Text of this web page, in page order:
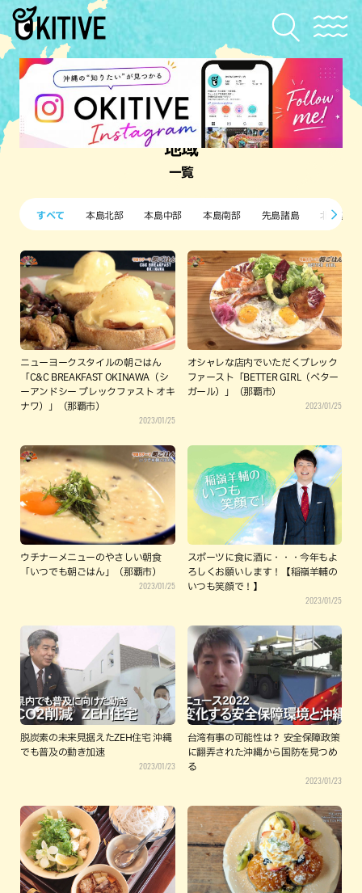
地域
一覧
すべて 本島北部 本島中部 本島南部 先島諸島 北部離島
ニューヨークスタイルの朝ごはん
「C&C BREAKFAST OKINAWA（シ
ーアンドシー ブレックファスト オキ
ナワ）」（那覇市）
2023/01/25
オシャレな店内でいただくブレック
ファースト「BETTER GIRL（ベター
ガール）」（那覇市）
2023/01/25
ウチナーメニューのやさしい朝食
「いつでも朝ごはん」（那覇市）
2023/01/25
スポーツに食に酒に・・・今年もよ
ろしくお願いします！【稲嶺羊輔の
いつも笑顔で！】
2023/01/25
脱炭素の未来見据えたZEH住宅 沖縄
でも普及の動き加速
2023/01/23
台湾有事の可能性は？ 安全保障政策
に翻弄された沖縄から国防を見つめ
る
2023/01/23